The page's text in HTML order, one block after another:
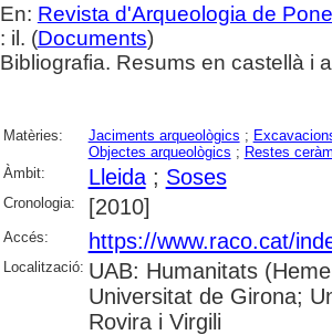
En: Revista d'Arqueologia de
: il. (Documents)
Bibliografia. Resums en castellà i
Matèries: Jaciments arqueològics ;
Objectes arqueològics ; Restes
Àmbit:
Lleida; Soses
Cronologia: [2010]
Accés: https://www.raco.cat/
Localització: UAB: Humanitats
Universitat de Girona;
Rovira i Virgili